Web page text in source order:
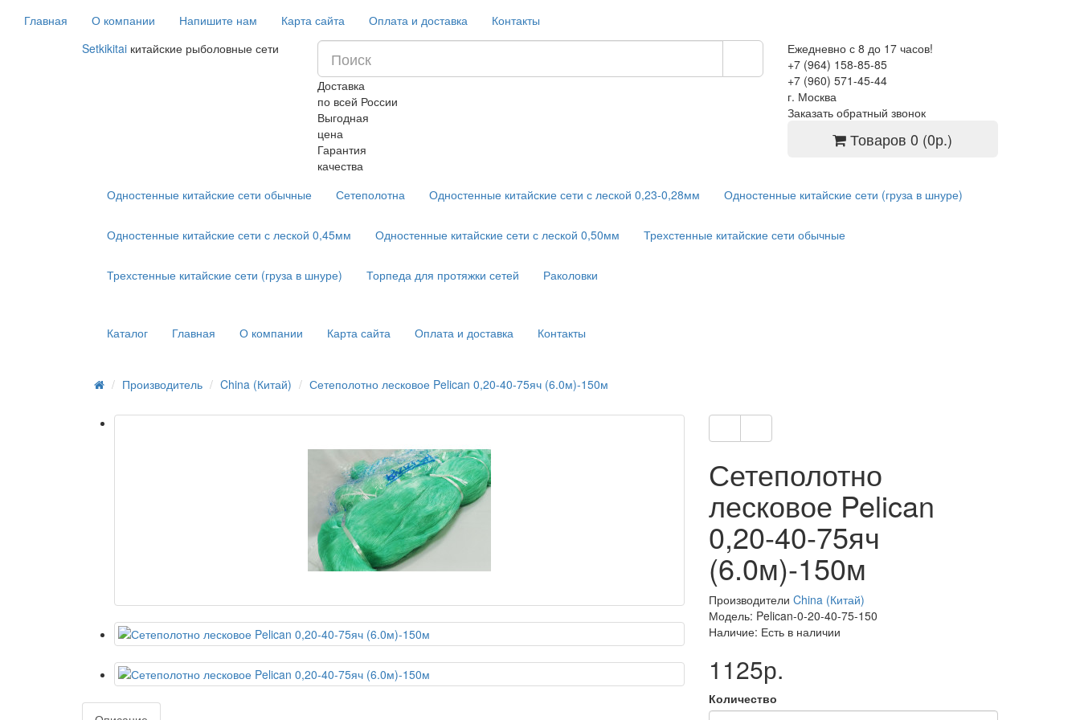
Главная О компании Напишите нам Карта сайта Оплата и доставка
Контакты
Setkikitai китайские рыболовные сети
Доставка
по всей России
Выгодная
цена
Гарантия
качества
Ежедневно с 8 до 17 часов!
+7 (964) 158-85-85
+7 (960) 571-45-44
г. Москва
Заказать обратный звонок
Товаров 0 (0р.)
Одностенные китайские сети обычные Сетеполотна Одностенные китайские сети с леской 0,23-0,28мм Одностенные китайские сети (груза в шнуре)
Одностенные китайские сети с леской 0,45мм Одностенные китайские сети с леской 0,50мм Трехстенные китайские сети обычные
Трехстенные китайские сети (груза в шнуре) Торпеда для протяжки сетей Раколовки
Каталог Главная О компании Карта сайта Оплата и доставка Контакты
Производитель China (Китай) Сетеполотно лесковое Pelican 0,20-40-75яч (6.0м)-150м
Сетеполотно
лесковое Pelican
0,20-40-75яч
(6.0м)-150м
Производители China (Китай)
Модель: Pelican-0-20-40-75-150
Наличие: Есть в наличии
1125р.
Количество